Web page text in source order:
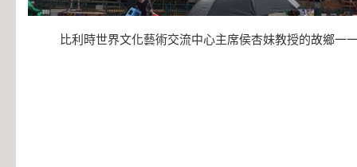
比利時世界文化藝術交流中心主席侯杏妹教授的故鄉一